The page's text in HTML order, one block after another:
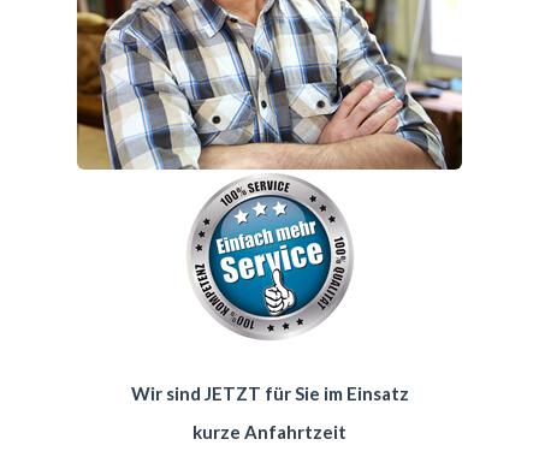
Wir sind JETZT für Sie im Einsatz
kurze Anfahrtzeit